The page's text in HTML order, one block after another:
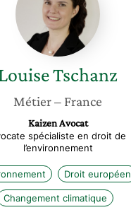
Tschanz
Métier– France
Kaizen Avocat
spécialiste en droit de
l’environnement
Droit européen
Changement climatique